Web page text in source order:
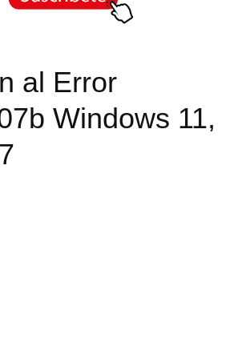
al Error
Windows 11,